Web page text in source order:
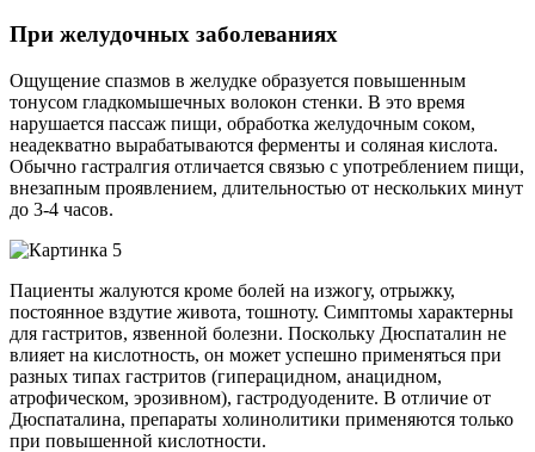
При желудочных заболеваниях
Ощущение спазмов в желудке образуется повышенным
тонусом гладкомышечных волокон стенки. В это время
нарушается пассаж пищи, обработка желудочным соком,
неадекватно вырабатываются ферменты и соляная кислота.
Обычно гастралгия отличается связью с употреблением пищи,
внезапным проявлением, длительностью от нескольких минут
до 3-4 часов.
Пациенты жалуются кроме болей на изжогу, отрыжку,
постоянное вздутие живота, тошноту. Симптомы характерны
для гастритов, язвенной болезни. Поскольку Дюспаталин не
влияет на кислотность, он может успешно применяться при
разных типах гастритов (гиперацидном, анацидном,
атрофическом, эрозивном), гастродуодените. В отличие от
Дюспаталина, препараты холинолитики применяются только
при повышенной кислотности.